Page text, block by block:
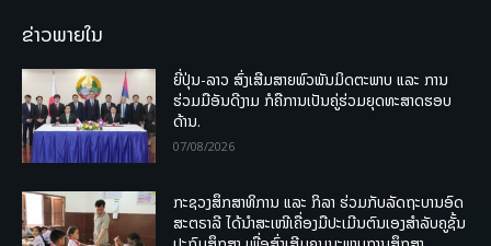
ຂ່າວພາຍໃນ
ຍີ່ປຸ່ນ-ລາວ ສົ່ງເສີມສາຍພົວພັນມິດຕະພາບ ແລະ ການ
ຮ່ວມມືອັນດີງາມ ກໍຄືການເປັນຄູ່ຮ່ວມຍຸດທະສາດຮອບ
ດ້ານ.
07/08/2026
ກະຊວງສຶກສາທິການ ແລະ ກິລາ ຮ່ວມກັບລັດຖະບານອົດ
ສະຕຣາລີ ໄດ້ນຳສະເໜີເຄື່ອງມືປະເມີນຕົນເອງສຳລັບຄູຊັ້ນ